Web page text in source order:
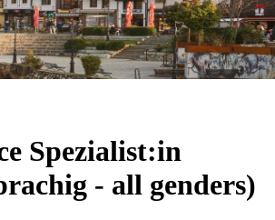
Spezialist:in
- all genders)